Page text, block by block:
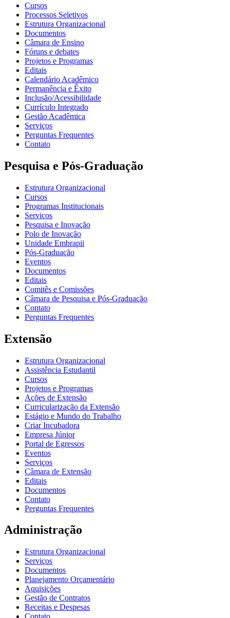
Cursos
Processos Seletivos
Estrutura Organizacional
Documentos
Câmara de Ensino
Fóruns e debates
Projetos e Programas
Editais
Calendário Acadêmico
Permanência e Êxito
Inclusão/Acessibilidade
Currículo Integrado
Gestão Acadêmica
Serviços
Perguntas Frequentes
Contato
Pesquisa e Pós-Graduação
Estrutura Organizacional
Cursos
Programas Institucionais
Serviços
Pesquisa e Inovação
Polo de Inovação
Unidade Embrapii
Pós-Graduação
Eventos
Documentos
Editais
Comitês e Comissões
Câmara de Pesquisa e Pós-Graduação
Contato
Perguntas Frequentes
Extensão
Estrutura Organizacional
Assistência Estudantil
Cursos
Projetos e Programas
Ações de Extensão
Curricularização da Extensão
Estágio e Mundo do Trabalho
Criar Incubadora
Empresa Júnior
Portal de Egressos
Eventos
Serviços
Câmara de Extensão
Editais
Documentos
Contato
Perguntas Frequentes
Administração
Estrutura Organizacional
Serviços
Documentos
Planejamento Orçamentário
Aquisições
Gestão de Contratos
Receitas e Despesas